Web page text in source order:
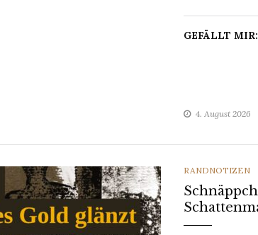
GEFÄLLT MIR:
4. August 2026
CATEGORIES
RANDNOTIZEN